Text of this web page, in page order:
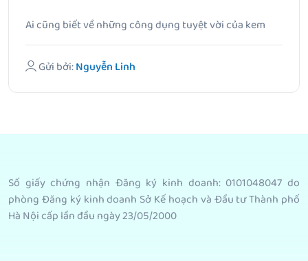
Ai cũng biết về những công dụng tuyệt vời của kem
chống.
Gửi bởi:Nguyễn Linh
Số giấy chứng nhận Đăng ký kinh doanh: 0101048047 do
phòng Đăng ký kinh doanh Sở Kế hoạch và Đầu tư Thành phố
Hà Nội cấp lần đầu ngày 23/05/2000